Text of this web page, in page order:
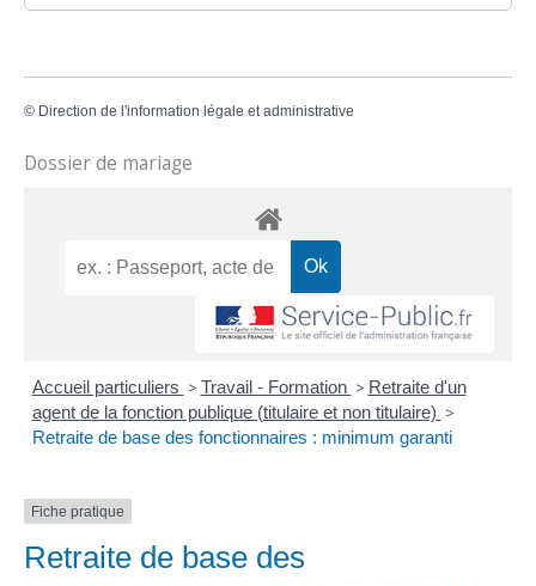
© Direction de l'information légale et administrative
Dossier de mariage
Accueil particuliers > Travail - Formation > Retraite d'un
agent de la fonction publique (titulaire et non titulaire) >
Retraite de base des fonctionnaires : minimum garanti
Fiche pratique
Retraite de base des